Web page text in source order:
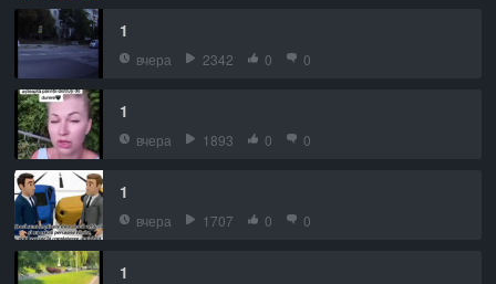
1
вчера 2342 0 0
1
вчера 1893 0 0
1
вчера 1707 0 0
1